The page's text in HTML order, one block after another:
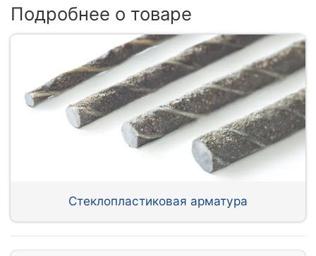
Подробнее о товаре
Стеклопластиковая арматура